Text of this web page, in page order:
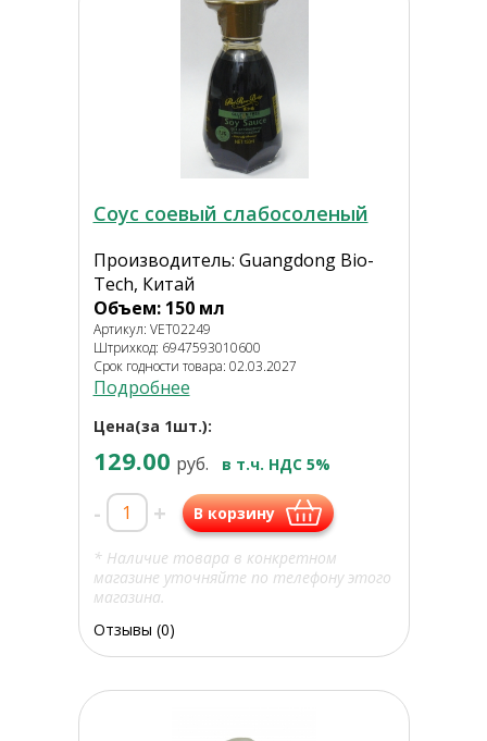
Соус соевый слабосоленый
Производитель: Guangdong Bio-
Tech, Китай
Объем: 150 мл
Артикул: VET02249
Штрихкод: 6947593010600
Срок годности товара: 02.03.2027
Подробнее
Цена(за 1шт.):
129.00 руб. в т.ч. НДС 5%
- + В корзину
* Наличие товара в конкретном
магазине уточняйте по телефону этого
магазина.
Отзывы (0)